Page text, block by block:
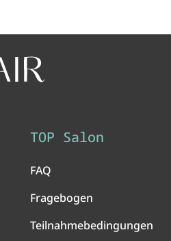
TOP Salon
FAQ
Fragebogen
Teilnahmebedingungen